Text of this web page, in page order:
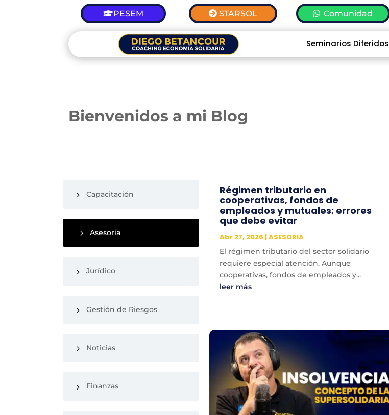
PESEM STARSOL Comunidad
Seminarios Diferidos
Bienvenidos a mi Blog
Capacitación
Asesoría
Jurídico
Gestión de Riesgos
Noticias
Finanzas
Régimen tributario en
cooperativas, fondos de
empleados y mutuales: errores
que debe evitar
Abr 27, 2026 |ASESORIA
El régimen tributario del sector solidario
requiere especial atención. Aunque
cooperativas, fondos de empleados y...
leer más